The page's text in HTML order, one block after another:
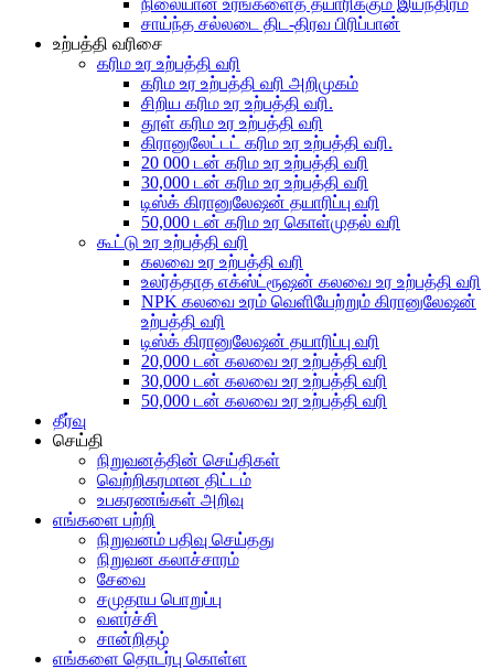
நிலையான உரங்களைத் தயாரிக்கும் இயந்திரம்
சாய்ந்த சல்லடை திட-திரவ பிரிப்பான்
உற்பத்தி வரிசை
கரிம உர உற்பத்தி வரி
கரிம உர உற்பத்தி வரி அறிமுகம்
சிறிய கரிம உர உற்பத்தி வரி.
தூள் கரிம உர உற்பத்தி வரி
கிரானுலேட்டட் கரிம உர உற்பத்தி வரி.
20 000 டன் கரிம உர உற்பத்தி வரி
30,000 டன் கரிம உர உற்பத்தி வரி
டிஸ்க் கிரானுலேஷன் தயாரிப்பு வரி
50,000 டன் கரிம உர கொள்முதல் வரி
கூட்டு உர உற்பத்தி வரி
கலவை உர உற்பத்தி வரி
உலர்த்தாத எக்ஸ்ட்ரூஷன் கலவை உர உற்பத்தி வரி
NPK கலவை உரம் வெளியேற்றும் கிரானுலேஷன்
உற்பத்தி வரி
டிஸ்க் கிரானுலேஷன் தயாரிப்பு வரி
20,000 டன் கலவை உர உற்பத்தி வரி
30,000 டன் கலவை உர உற்பத்தி வரி
50,000 டன் கலவை உர உற்பத்தி வரி
தீர்வு
செய்தி
நிறுவனத்தின் செய்திகள்
வெற்றிகரமான திட்டம்
உபகரணங்கள் அறிவு
எங்களை பற்றி
நிறுவனம் பதிவு செய்தது
நிறுவன கலாச்சாரம்
சேவை
சமுதாய பொறுப்பு
வளர்ச்சி
சான்றிதழ்
எங்களை தொடர்பு கொள்ள